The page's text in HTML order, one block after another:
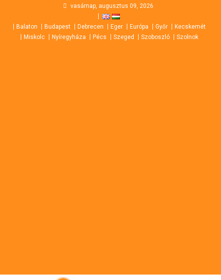
content
vasárnap, augusztus 09, 2026
Balaton Budapest Debrecen Eger Európa Győr
Kecskemét
Miskolc
Nyíregyháza Pécs Szeged Szoboszló Szolnok